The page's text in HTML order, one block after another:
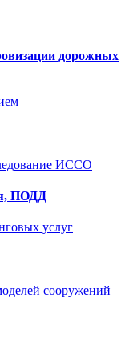
дорожных
ИССО
ПОДД
услуг
сооружений